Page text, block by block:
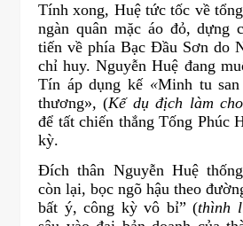
Tính xong, Huệ tức tốc về
ngàn quân mặc áo đỏ, dựng
tiến về phía Bạc Đầu Sơn do
chỉ huy. Nguyễn Huệ đang
Tín áp dụng kế «Minh tu
thương»,(Kế dụ địch làm
để tất chiến thắng Tống Phúc
kỳ.
Đích thân Nguyễn Huệ
còn lại, bọc ngõ hậu theo
bất ý, công kỳ vô bỉ” (thình